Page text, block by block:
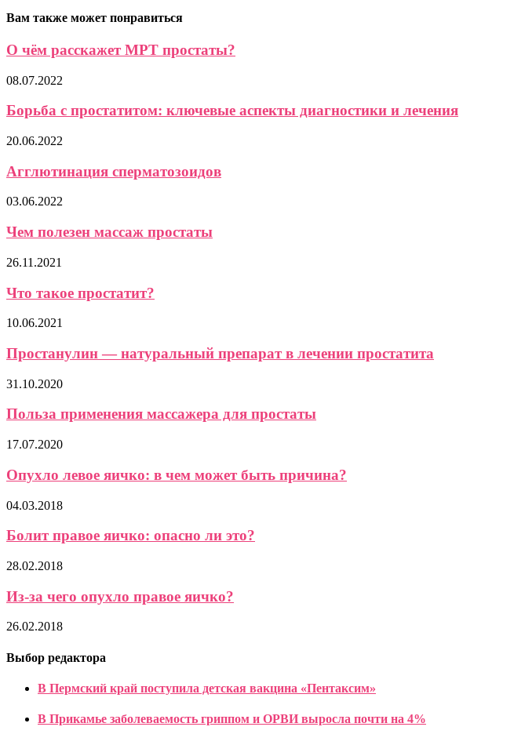
Вам также может понравиться
О чём расскажет МРТ простаты?
08.07.2022
Борьба с простатитом: ключевые аспекты диагностики и лечения
20.06.2022
Агглютинация сперматозоидов
03.06.2022
Чем полезен массаж простаты
26.11.2021
Что такое простатит?
10.06.2021
Простанулин — натуральный препарат в лечении простатита
31.10.2020
Польза применения массажера для простаты
17.07.2020
Опухло левое яичко: в чем может быть причина?
04.03.2018
Болит правое яичко: опасно ли это?
28.02.2018
Из-за чего опухло правое яичко?
26.02.2018
Выбор редактора
В Пермский край поступила детская вакцина «Пентаксим»
В Прикамье заболеваемость гриппом и ОРВИ выросла почти на 4%